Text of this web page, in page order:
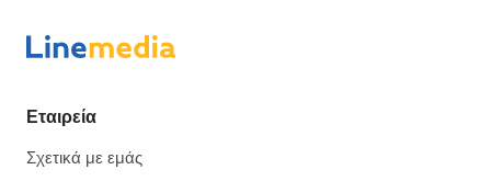
Εταιρεία
Σχετικά με εμάς